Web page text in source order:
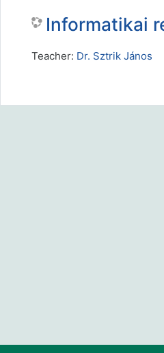
Informatikai
Teacher: Dr. Sztrik János